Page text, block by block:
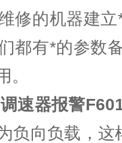
修的机器建
都有*的参数
。
速器报警
负向负载，